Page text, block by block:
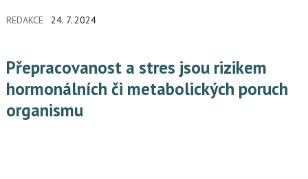
k tomu důraz na pozitivní firemní kulturu a osobní rozvoj, získá
REDAKCE 24. 7. 2024
Přepracovanost a stres jsou rizikem
hormonálních či metabolických poruch
organismu